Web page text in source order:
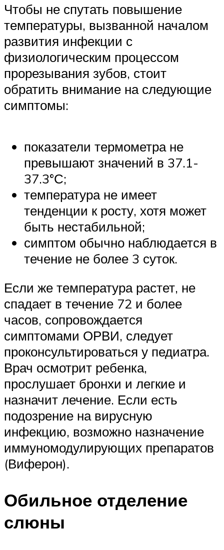
Чтобы не спутать повышение
температуры, вызванной началом
развития инфекции с
физиологическим процессом
прорезывания зубов, стоит
обратить внимание на следующие
симптомы:
показатели термометра не
превышают значений в 37.1-
37.3°С;
температура не имеет
тенденции к росту, хотя может
быть нестабильной;
симптом обычно наблюдается в
течение не более 3 суток.
Если же температура растет, не
спадает в течение 72 и более
часов, сопровождается
симптомами ОРВИ, следует
проконсультироваться у педиатра.
Врач осмотрит ребенка,
прослушает бронхи и легкие и
назначит лечение. Если есть
подозрение на вирусную
инфекцию, возможно назначение
иммуномодулирующих препаратов
(Виферон).
Обильное отделение
слюны